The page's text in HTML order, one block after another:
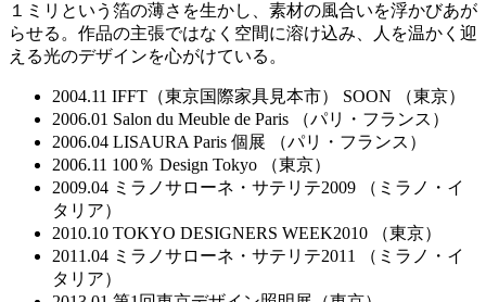
１ミリという箔の薄さを生かし、素材の風合いを浮かびあが
らせる。作品の主張ではなく空間に溶け込み、人を温かく迎
える光のデザインを心がけている。
2004.11 IFFT（東京国際家具見本市） SOON （東京）
2006.01 Salon du Meuble de Paris （パリ・フランス）
2006.04 LISAURA Paris 個展 （パリ・フランス）
2006.11 100％ Design Tokyo （東京）
2009.04 ミラノサローネ・サテリテ2009 （ミラノ・イ
タリア）
2010.10 TOKYO DESIGNERS WEEK2010 （東京）
2011.04 ミラノサローネ・サテリテ2011 （ミラノ・イ
タリア）